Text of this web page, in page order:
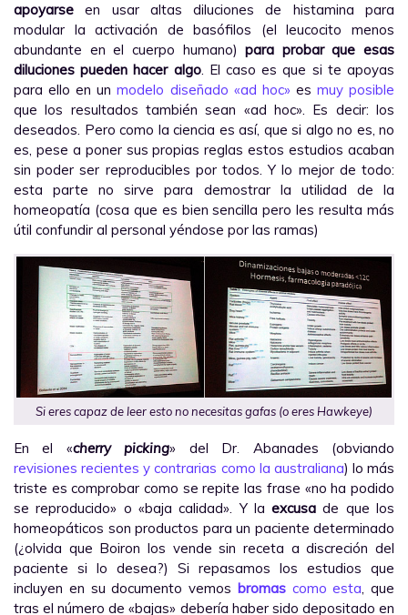
apoyarse en usar altas diluciones de histamina para
modular la activación de basófilos (el leucocito menos
abundante en el cuerpo humano)para probar que esas
diluciones pueden hacer algo. El caso es que si te apoyas
para ello en unmodelo diseñado «ad hoc» es muy posible
que los resultados también sean «ad hoc». Es decir: los
deseados. Pero como la ciencia es así, que si algo no es, no
es, pese a poner sus propias reglas estos estudios acaban
sin poder ser reproducibles por todos. Y lo mejor de todo:
esta parte no sirve para demostrar la utilidad de la
homeopatía (cosa que es bien sencilla pero les resulta más
útil confundir al personal yéndose por las ramas)
Si eres capaz de leer esto no necesitas gafas (o eres Hawkeye)
En el «cherry picking» del Dr. Abanades (obviando
revisiones recientes y contrarias como la australiana) lo más
triste es comprobar como se repite las frase «no ha podido
se reproducido» o «baja calidad». Y laexcusa de que los
homeopáticos son productos para un paciente determinado
(¿olvida que Boiron los vende sin receta a discreción del
paciente si lo desea?) Si repasamos los estudios que
incluyen en su documento vemos bromascomo esta , que
tras el número de «bajas» debería haber sido depositado en